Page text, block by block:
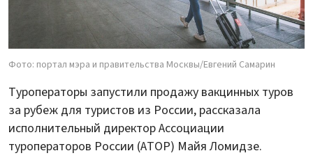
Фото: портал мэра и правительства Москвы/Евгений Самарин
Туроператоры запустили продажу вакцинных туров
за рубеж для туристов из России, рассказала
исполнительный директор Ассоциации
туроператоров России (АТОР) Майя Ломидзе.